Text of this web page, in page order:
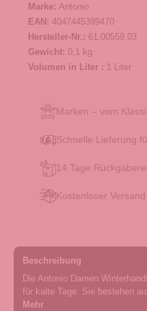
Marke: Antonio
EAN: 4047445399470
Hersteller-Nr.: 61.00559.03
Gewicht: 0,1 kg
Volumen in Liter : 1 Liter
Marken – vom
Schnelle Lieferung
14 Tage
Kostenloser
Beschreibung
Die Antonio Damen
für kalte Tage. Sie bestehen
Mehr